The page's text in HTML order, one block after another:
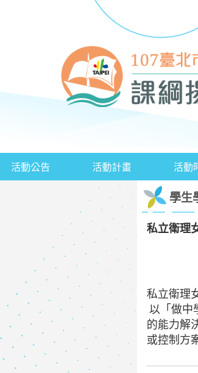
活動公告 活動計畫 活動
學生
私立衛理
私立衛理
以「做中
的能力解
或控制方